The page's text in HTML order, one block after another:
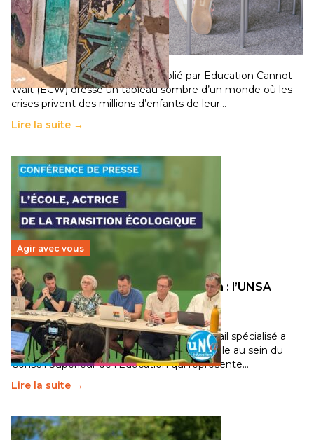
258 millions d’enfants victimes de la guerre, des
chocs climatiques et des déplacements de
population
11 juillet 2026- National
Un nouveau rapport mondial publié par Education Cannot
Wait (ECW) dresse un tableau sombre d’un monde où les
crises privent des millions d’enfants de leur…
Lire la suite →
Agir avec vous
Transition écologique de l’éducation : l’UNSA
Éducation fait bouger les lignes
30 juin 2026-National
Pendant plusieurs mois, un groupe de travail spécialisé a
travaillé sur la transition écologique de l’Ecole au sein du
Conseil Supérieur de l’Éducation qui représente…
Lire la suite →